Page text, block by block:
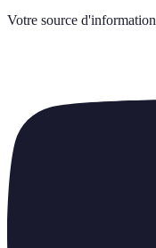
Votre source